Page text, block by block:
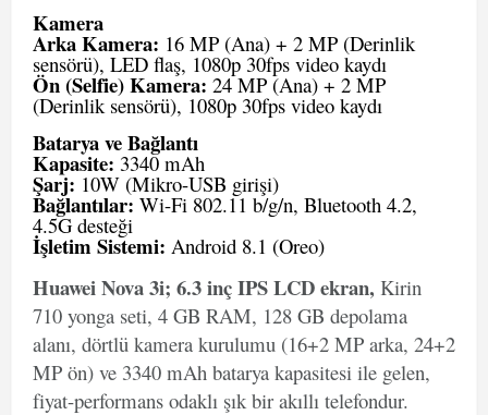
Kamera
Arka Kamera: 16 MP (Ana) + 2 MP (Derinlik
sensörü), LED flaş, 1080p 30fps video kaydı
Ön (Selfie) Kamera: 24 MP (Ana) + 2 MP
(Derinlik sensörü), 1080p 30fps video kaydı
Batarya ve Bağlantı
Kapasite: 3340 mAh
Şarj: 10W (Mikro-USB girişi)
Bağlantılar: Wi-Fi 802.11 b/g/n, Bluetooth 4.2,
4.5G desteği
İşletim Sistemi: Android 8.1 (Oreo)
Huawei Nova 3i; 6.3 inç IPS LCD ekran, Kirin
710 yonga seti, 4 GB RAM, 128 GB depolama
alanı, dörtlü kamera kurulumu (16+2 MP arka, 24+2
MP ön) ve 3340 mAh batarya kapasitesi ile gelen,
fiyat-performans odaklı şık bir akıllı telefondur.